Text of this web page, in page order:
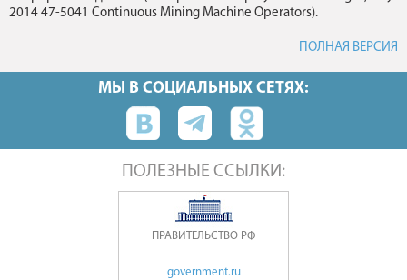
2014 47-5041 Continuous Mining Machine Operators).
ПОЛНАЯ ВЕРСИЯ
МЫ В СОЦИАЛЬНЫХ СЕТЯХ:
ПОЛЕЗНЫЕ ССЫЛКИ:
ПРАВИТЕЛЬСТВО РФ
government.ru